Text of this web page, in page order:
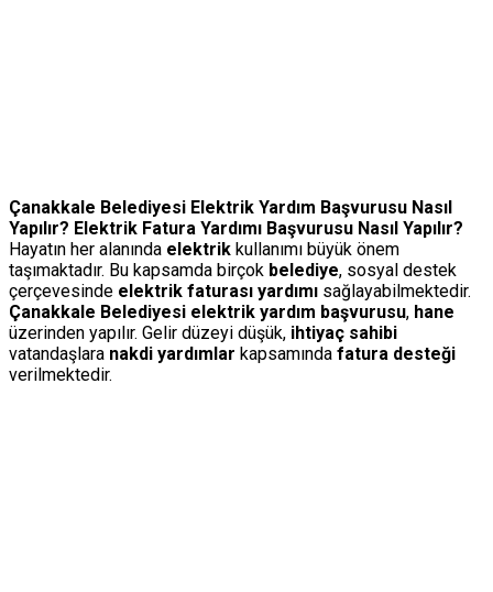
Çanakkale Belediyesi Elektrik Yardım Başvurusu Nasıl
Yapılır? Elektrik Fatura Yardımı Başvurusu Nasıl Yapılır?
Hayatın her alanında elektrik kullanımı büyük önem
taşımaktadır. Bu kapsamda birçok belediye, sosyal destek
çerçevesinde elektrik faturası yardımı sağlayabilmektedir.
Çanakkale Belediyesi elektrik yardım başvurusu, hane
üzerinden yapılır. Gelir düzeyi düşük, ihtiyaç sahibi
vatandaşlara nakdi yardımlar kapsamında fatura desteği
verilmektedir.